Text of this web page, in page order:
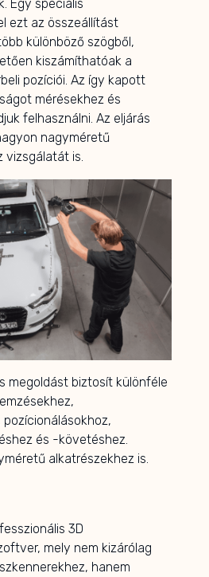
Egy speciális
ezt az összeállítást
különböző szögből,
kiszámíthatóak a
pozíciói. Az így kapott
mérésekhez és
felhasználni. Az eljárás
nagyméretű
vizsgálatát is.
megoldást biztosít különféle
és -követéshez.
alkatrészekhez is.
3D
mely nem kizárólag
hanem